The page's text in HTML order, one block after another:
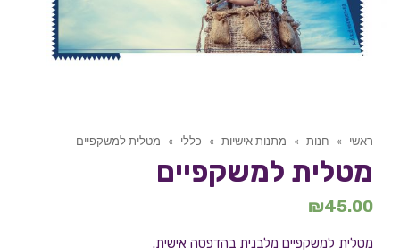
ראשי » חנות » מתנות אישיות » כללי » מטלית למשקפיים
מטלית למשקפיים
₪45.00
מטלית למשקפיים מלבנית בהדפסה אישית.